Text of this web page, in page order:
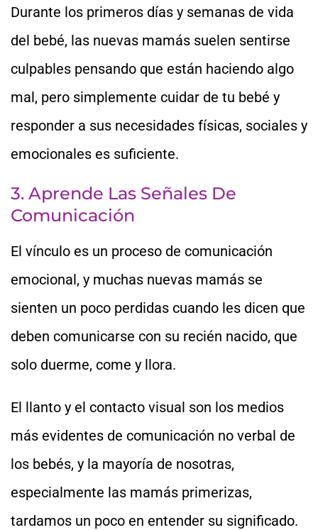
Durante los primeros días y semanas de vida
del bebé, las nuevas mamás suelen sentirse
culpables pensando que están haciendo algo
mal, pero simplemente cuidar de tu bebé y
responder a sus necesidades físicas, sociales y
emocionales es suficiente.
3. Aprende Las Señales De
Comunicación
El vínculo es un proceso de comunicación
emocional, y muchas nuevas mamás se
sienten un poco perdidas cuando les dicen que
deben comunicarse con su recién nacido, que
solo duerme, come y llora.
El llanto y el contacto visual son los medios
más evidentes de comunicación no verbal de
los bebés, y la mayoría de nosotras,
especialmente las mamás primerizas,
tardamos un poco en entender su significado.